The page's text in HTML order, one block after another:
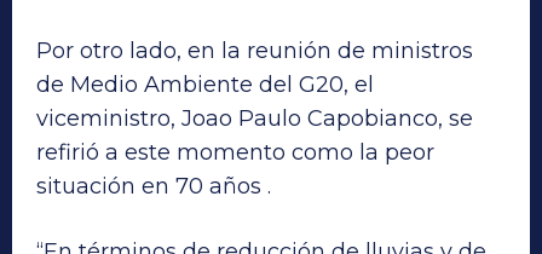
Por otro lado, en la reunión de ministros
de Medio Ambiente del G20, el
viceministro, Joao Paulo Capobianco, se
refirió a este momento como la peor
situación en 70 años .